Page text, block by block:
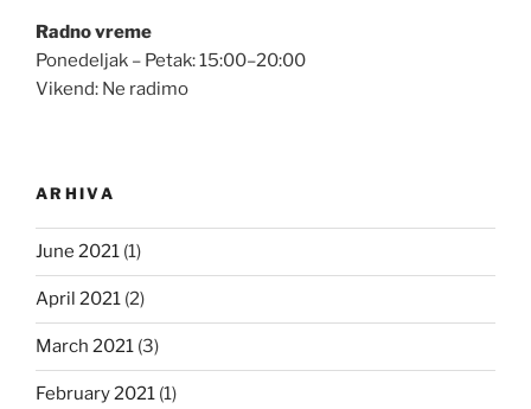
Radno vreme
Ponedeljak – Petak: 15:00–20:00
Vikend: Ne radimo
ARHIVA
June 2021 (1)
April 2021 (2)
March 2021 (3)
February 2021 (1)